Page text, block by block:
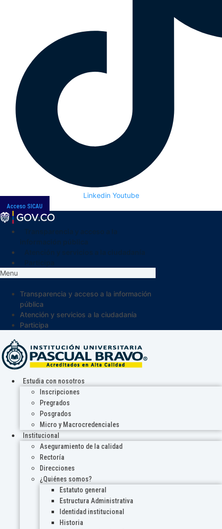
Linkedin Youtube
Acceso SICAU
Menu
Transparencia y acceso a la información
pública
Atención y servicios a la ciudadanía
Participa
Estudia con nosotros
Inscripciones
Pregrados
Posgrados
Micro y Macrocredenciales
Institucional
Aseguramiento de la calidad
Rectoría
Direcciones
¿Quiénes somos?
Estatuto general
Estructura Administrativa
Identidad institucional
Historia